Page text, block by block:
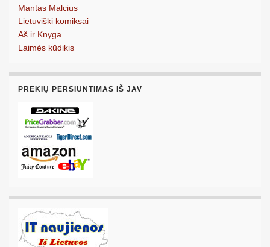
Mantas Malcius
Lietuviški komiksai
Aš ir Knyga
Laimės kūdikis
PREKIŲ PERSIUNTIMAS IŠ JAV